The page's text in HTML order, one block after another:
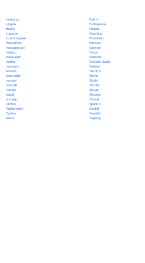
Limburgo
Lingala
lituano
Luganda
luxemburgués
macedónio
madagascarí
malayo
Malayalam
maltés
mandarín
Marathi
Marshallés
mongol
Náhuatl
Navajo
nepalí
noruego
Oromo
Papiamento
Pastún
persa
Polish
Portuguese
Punjabi
Quechua
Romanian
Russian
Samoan
Sango
Sanskrit
Scottish Gaelic
Serbian
Sesotho
Shona
Sindhi
Sinhala
Slovak
Slovene
Somali
Spanish
Swahili
Swedish
Tagalog